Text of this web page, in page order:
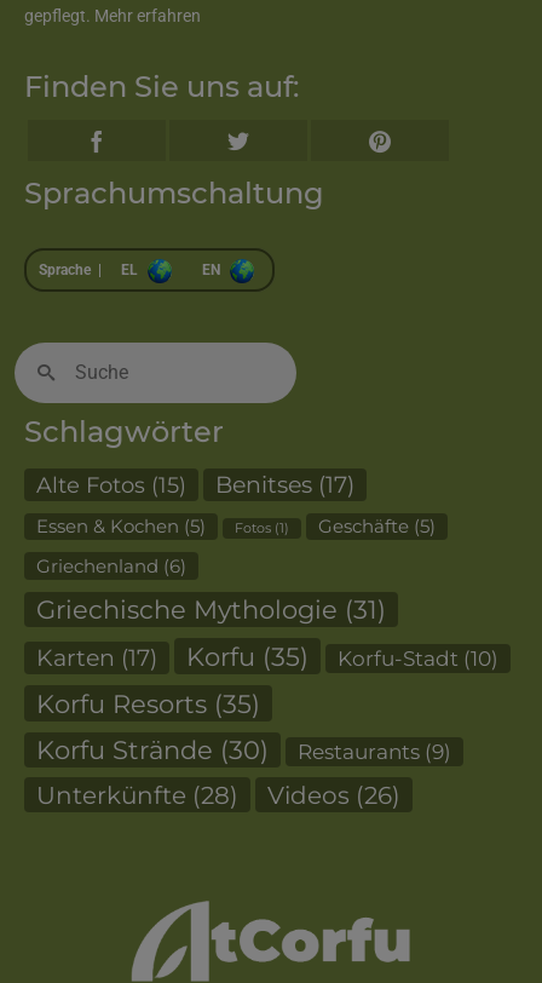
gepflegt. Mehr erfahren
Finden Sie uns auf:
Sprachumschaltung
Sprache | EL EN
Suche
nach:
Schlagwörter
Alte Fotos (15) Benitses (17)
Essen & Kochen (5) Fotos (1) Geschäfte (5)
Griechenland (6)
Griechische Mythologie (31)
Karten (17) Korfu (35) Korfu-Stadt (10)
Korfu Resorts (35)
Korfu Strände (30) Restaurants (9)
Unterkünfte (28) Videos (26)